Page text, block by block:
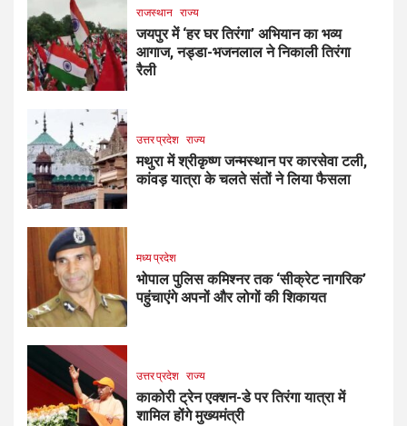
राजस्थान राज्य
जयपुर में ‘हर घर तिरंगा’ अभियान का भव्य
आगाज, नड्डा-भजनलाल ने निकाली तिरंगा
रैली
उत्तर प्रदेश राज्य
मथुरा में श्रीकृष्ण जन्मस्थान पर कारसेवा टली,
कांवड़ यात्रा के चलते संतों ने लिया फैसला
मध्य प्रदेश
भोपाल पुलिस कमिश्नर तक ‘सीक्रेट नागरिक’
पहुंचाएंगे अपनों और लोगों की शिकायत
उत्तर प्रदेश राज्य
काकोरी ट्रेन एक्शन-डे पर तिरंगा यात्रा में
शामिल होंगे मुख्यमंत्री